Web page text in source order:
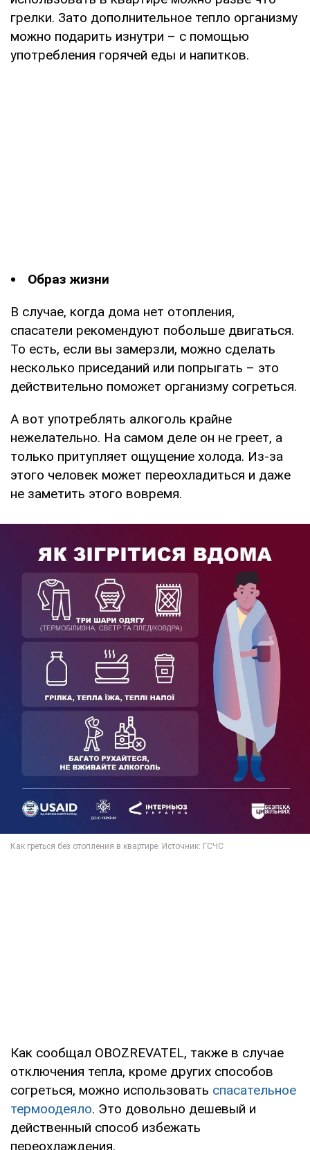
грелки. Зато дополнительное тепло организму
можно подарить изнутри – с помощью
употребления горячей еды и напитков.
Образ жизни
В случае, когда дома нет отопления,
спасатели рекомендуют побольше двигаться.
То есть, если вы замерзли, можно сделать
несколько приседаний или попрыгать – это
действительно поможет организму согреться.
А вот употреблять алкоголь крайне
нежелательно. На самом деле он не греет, а
только притупляет ощущение холода. Из-за
этого человек может переохладиться и даже
не заметить этого вовремя.
Как сообщал OBOZREVATEL, также в случае
отключения тепла, кроме других способов
согреться, можно использовать спасательное
термоодеяло. Это довольно дешевый и
действенный способ избежать
переохлаждения.